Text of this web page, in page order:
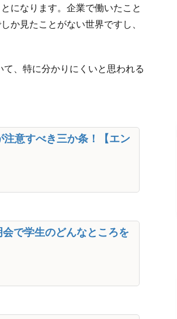
になります。企業で働いたこと
か見たことがない世界ですし、
、特に分かりにくいと思われる
意すべき三か条！【エン
で学生のどんなところを